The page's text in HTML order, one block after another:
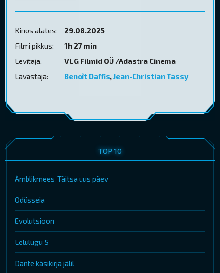
Kinos alates:
29.08.2025
Filmi pikkus:
1h 27 min
Levitaja:
VLG Filmid OÜ /Adastra Cinema
Lavastaja:
Benoît Daffis, Jean-Christian Tassy
TOP 10
Ämblikmees. Täitsa uus päev
Odüsseia
Evolutsioon
Lelulugu 5
Dante käsikirja jälil